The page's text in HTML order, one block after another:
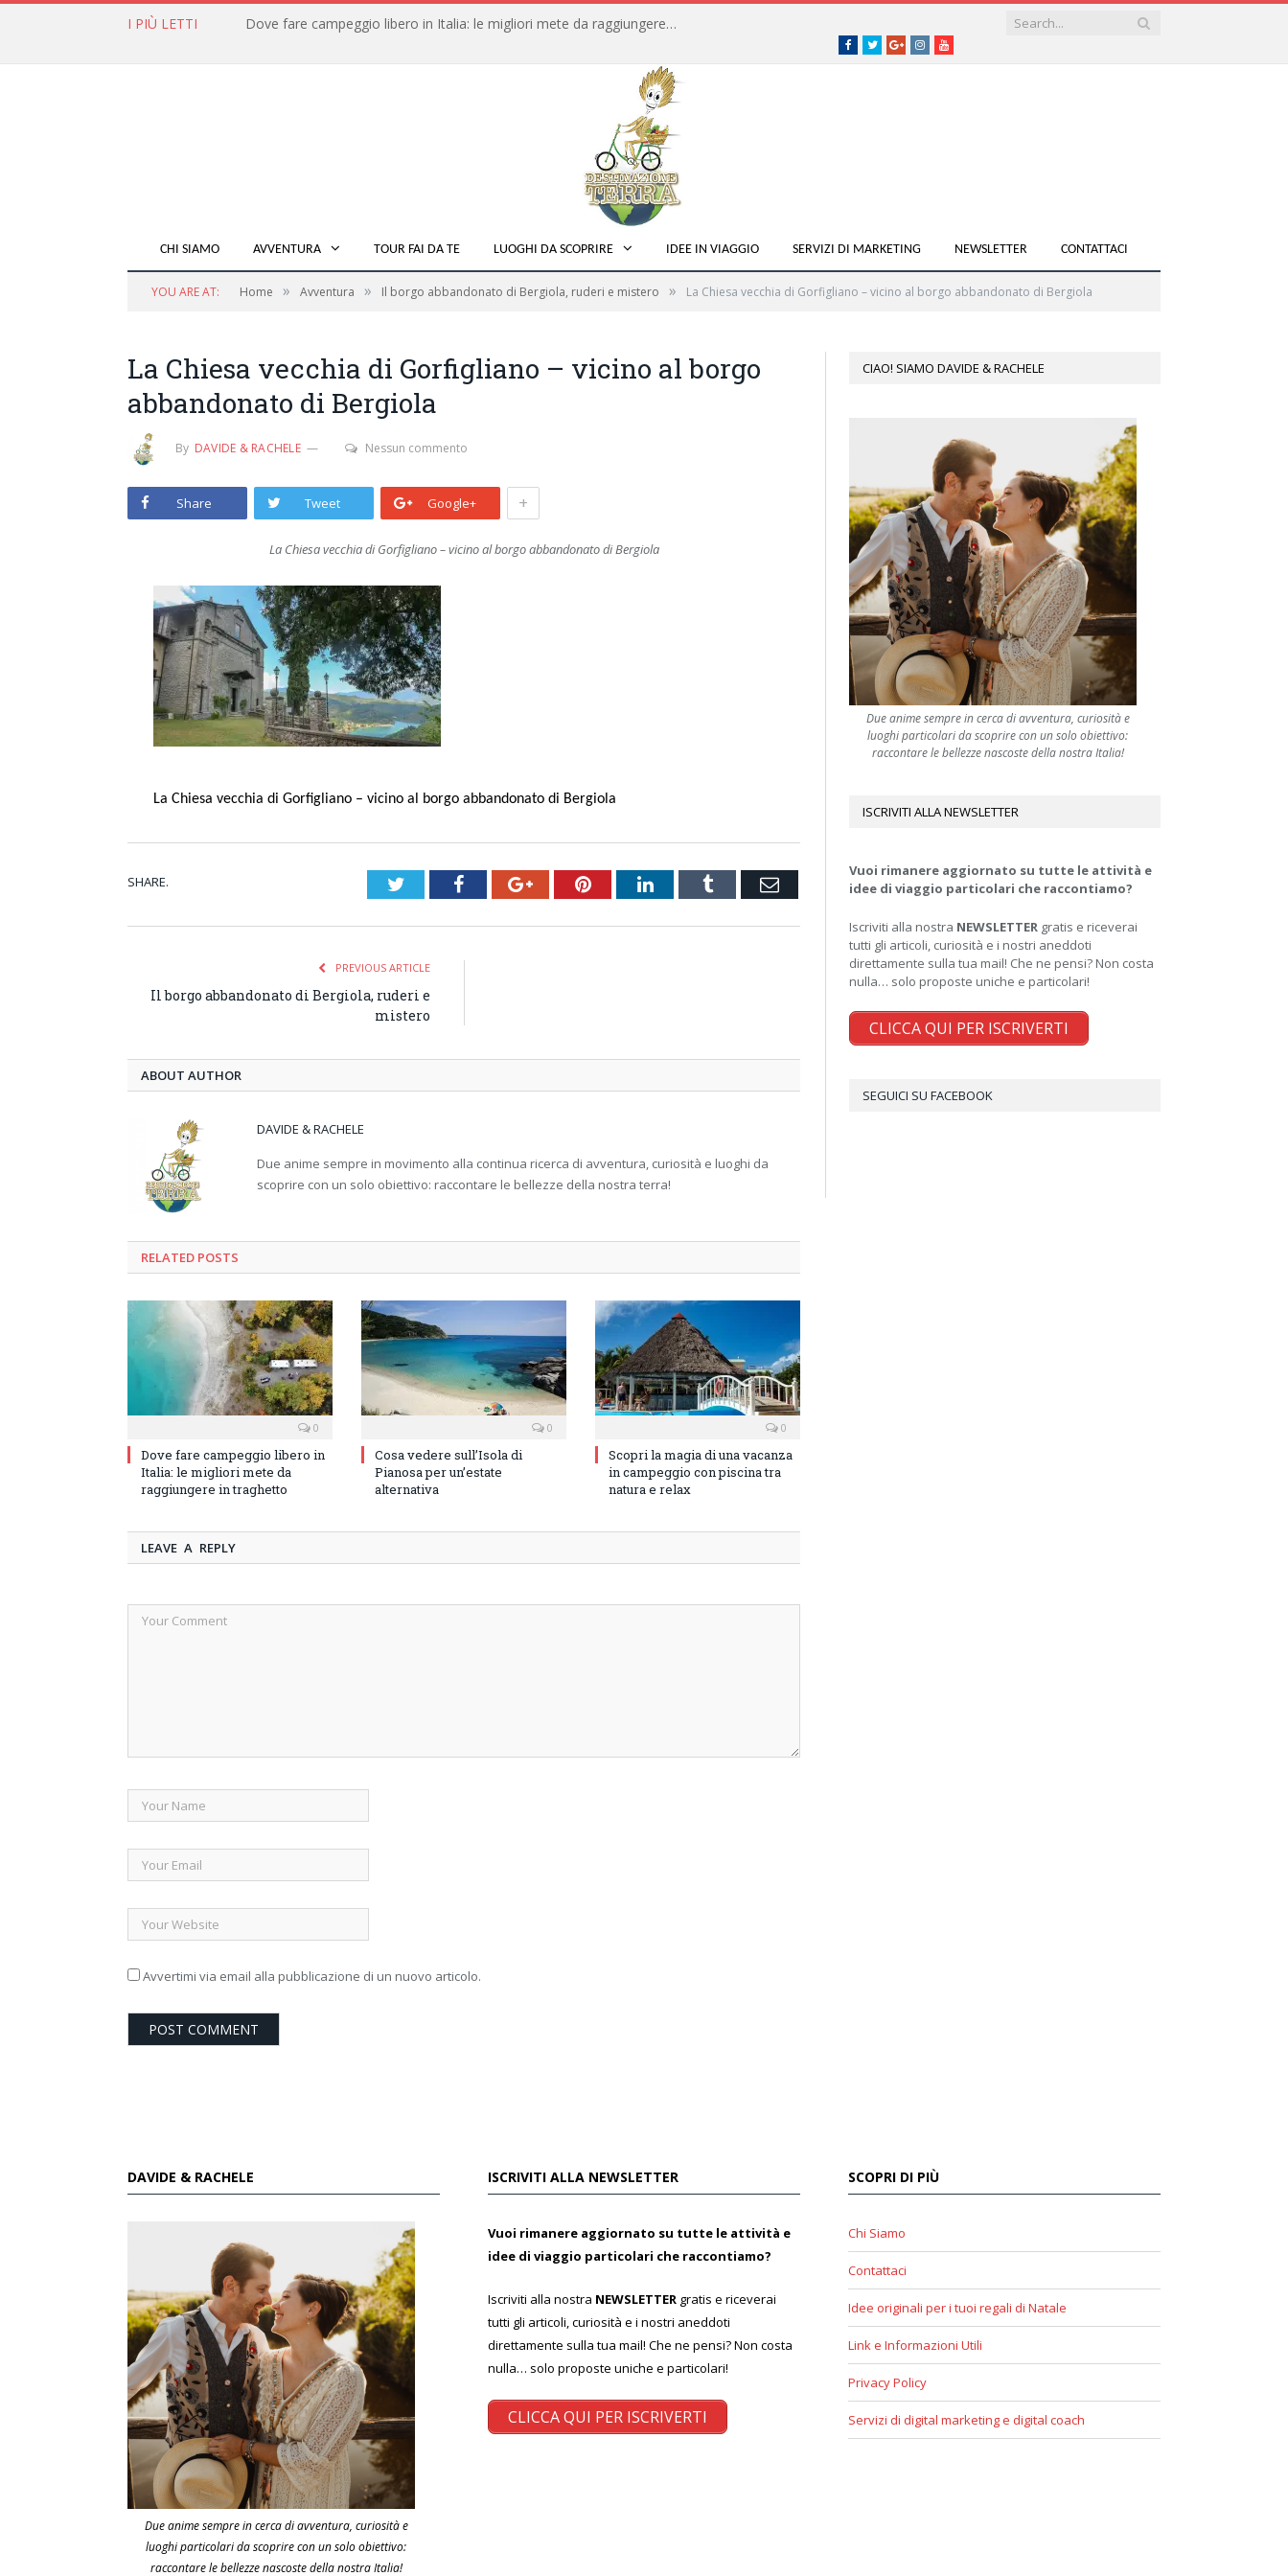
I PIÙ LETTI Dove fare campeggio libero in Italia: le migliori mete da raggiungere in traghetto
Facebook
TwitterGoogle+instagramyoutube
CHI SIAMO AVVENTURA TOUR FAI DA TE LUOGHI DA SCOPRIRE IDEE IN VIAGGIO SERVIZI DI MARKETING NEWSLETTER CONTATTACI
YOU ARE AT: Home » Avventura » Il borgo abbandonato di Bergiola, ruderi e mistero » La Chiesa vecchia di Gorfigliano – vicino al borgo abbandonato di Bergiola
La Chiesa vecchia di Gorfigliano – vicino al borgo
abbandonato di Bergiola
By DAVIDE & RACHELE Nessun commento
Share Tweet Google+ +
La Chiesa vecchia di Gorfigliano – vicino al borgo abbandonato di Bergiola
La Chiesa vecchia di Gorfigliano – vicino al borgo abbandonato di Bergiola
SHARE. TwitterFacebookGoogle+PinterestLinkedInTumblr Email
PREVIOUS ARTICLE
Il borgo abbandonato di Bergiola, ruderi e
mistero
ABOUT AUTHOR
DAVIDE & RACHELE
Due anime sempre in movimento alla continua ricerca di avventura, curiosità e luoghi da
scoprire con un solo obiettivo: raccontare le bellezze della nostra terra!
RELATED POSTS
0
Dove fare campeggio libero in
Italia: le migliori mete da
raggiungere in traghetto
0
Cosa vedere sull’Isola di
Pianosa per un’estate
alternativa
0
Scopri la magia di una vacanza
in campeggio con piscina tra
natura e relax
LEAVE A REPLY
Avvertimi via email alla pubblicazione di un nuovo articolo.
CIAO! SIAMO DAVIDE & RACHELE
Due anime sempre in cerca di avventura, curiosità e
luoghi particolari da scoprire con un solo obiettivo:
raccontare le bellezze nascoste della nostra Italia!
ISCRIVITI ALLA NEWSLETTER
Vuoi rimanere aggiornato su tutte le attività e
idee di viaggio particolari che raccontiamo?
Iscriviti alla nostra NEWSLETTER gratis e riceverai
tutti gli articoli, curiosità e i nostri aneddoti
direttamente sulla tua mail! Che ne pensi? Non costa
nulla… solo proposte uniche e particolari!
CLICCA QUI PER ISCRIVERTI
SEGUICI SU FACEBOOK
DAVIDE & RACHELE
Due anime sempre in cerca di avventura, curiosità e
luoghi particolari da scoprire con un solo obiettivo:
raccontare le bellezze nascoste della nostra Italia!
ISCRIVITI ALLA NEWSLETTER
Vuoi rimanere aggiornato su tutte le attività e
idee di viaggio particolari che raccontiamo?
Iscriviti alla nostra NEWSLETTER gratis e riceverai
tutti gli articoli, curiosità e i nostri aneddoti
direttamente sulla tua mail! Che ne pensi? Non costa
nulla… solo proposte uniche e particolari!
CLICCA QUI PER ISCRIVERTI
SCOPRI DI PIÙ
Chi Siamo
Contattaci
Idee originali per i tuoi regali di Natale
Link e Informazioni Utili
Privacy Policy
Servizi di digital marketing e digital coach